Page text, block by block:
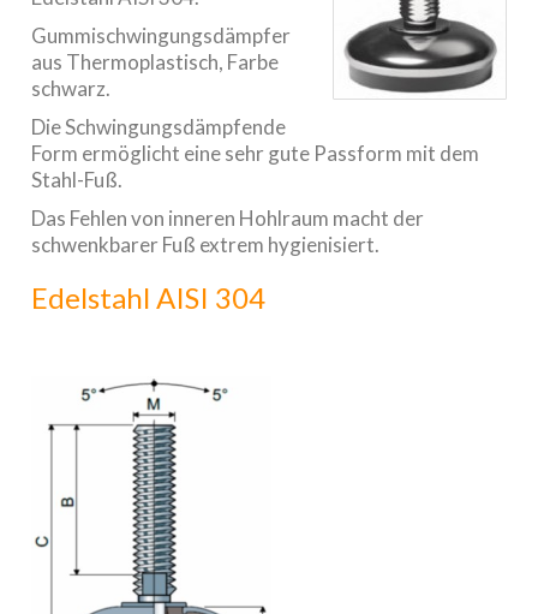
Gummischwingungsdämpfer
aus Thermoplastisch, Farbe
schwarz.
Die Schwingungsdämpfende
Form ermöglicht eine sehr gute Passform mit dem
Stahl-Fuß.
Das Fehlen von inneren Hohlraum macht der
schwenkbarer Fuß extrem hygienisiert.
Edelstahl AISI 304